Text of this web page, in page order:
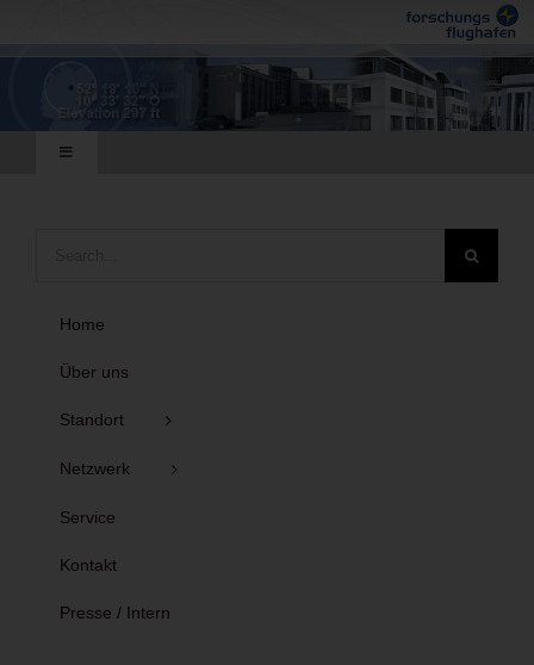
springen
Toggle
Sitemap
Home
Über uns
Standort
Netzwerk
Service
Kontakt
Presse / Intern